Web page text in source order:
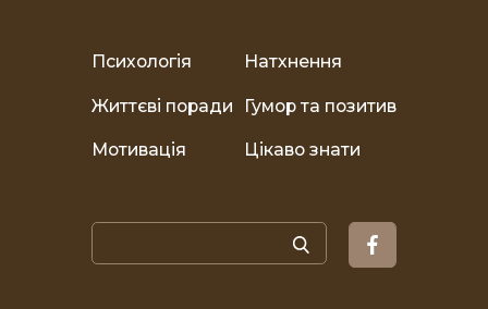
Психологія Натхнення
Життєві поради Гумор та позитив
Мотивація Цікаво знати